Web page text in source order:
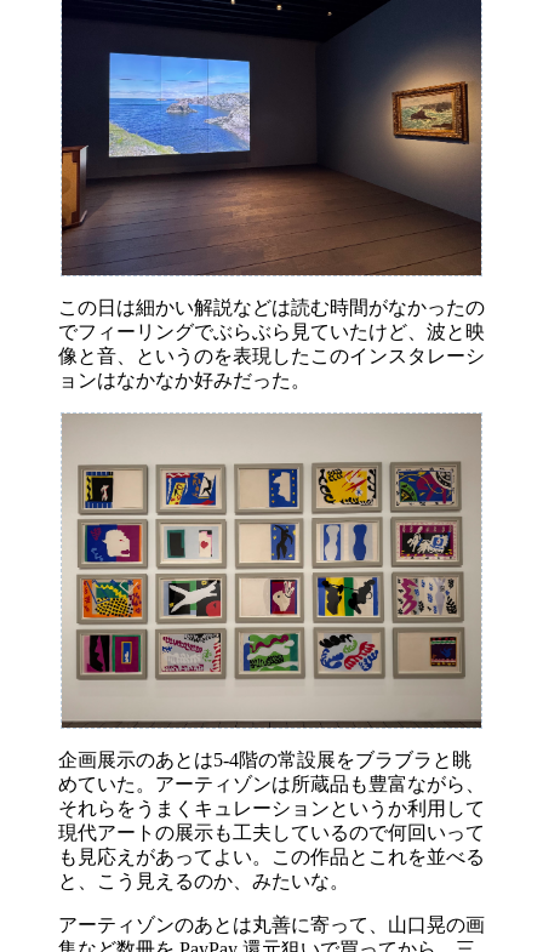
この日は細かい解説などは読む時間がなかったの
でフィーリングでぶらぶら見ていたけど、波と映
像と音、というのを表現したこのインスタレーシ
ョンはなかなか好みだった。
企画展示のあとは5-4階の常設展をブラブラと眺
めていた。アーティゾンは所蔵品も豊富ながら、
それらをうまくキュレーションというか利用して
現代アートの展示も工夫しているので何回いって
も見応えがあってよい。この作品とこれを並べる
と、こう見えるのか、みたいな。
アーティゾンのあとは丸善に寄って、山口晃の画